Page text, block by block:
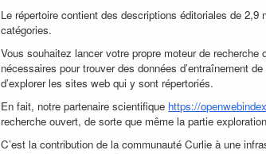
Le répertoire contient des descriptions éditoriales de
catégories.
Vous souhaitez lancer votre propre moteur de
nécessaires pour trouver des données d’entraînement
d’explorer les sites web qui y sont répertoriés.
En fait, notre partenaire scientifique https://
recherche ouvert, de sorte que même la partie
C’est la contribution de la communauté Curlie à une